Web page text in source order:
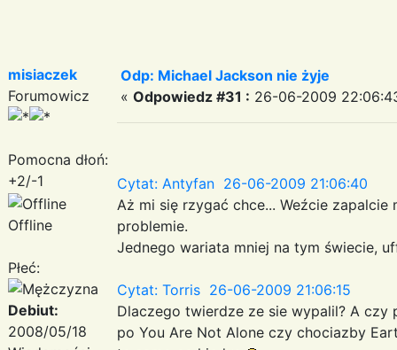
misiaczek
Forumowicz
Pomocna dłoń:
+2/-1
Offline
Płeć:
Debiut:
2008/05/18
Odp: Michael Jackson nie żyje
« Odpowiedz #31 : 26-06-2009
Cytat: Antyfan 26-06-2009 21:06:40
Aż mi się rzygać chce... Weźcie
problemie.
Jednego wariata mniej na tym świecie,
Cytat: Torris 26-06-2009 21:06:15
Dlaczego twierdze ze sie wypalil? A
po You Are Not Alone czy chociazby